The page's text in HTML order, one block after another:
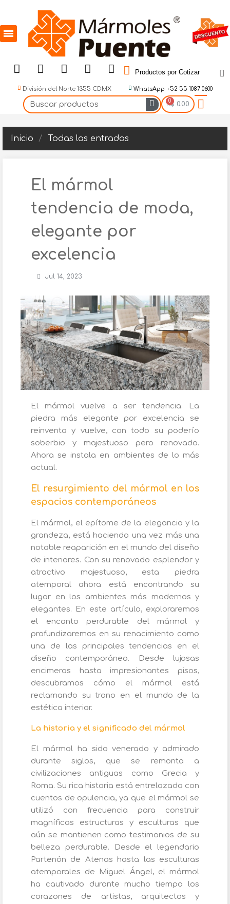
Productos por Cotizar
División del Norte 1355 CDMX WhatsApp +52 55 1087 0600
$ 0.00
Inicio Todas las entradas
El mármol
tendencia de moda,
elegante por
excelencia
Jul 14, 2023
El mármol vuelve a ser tendencia. La
piedra más elegante por excelencia se
reinventa y vuelve, con todo su poderío
soberbio y majestuoso pero renovado.
Ahora se instala en ambientes de lo más
actual.
El resurgimiento del mármol en los
espacios contemporáneos
El mármol, el epítome de la elegancia y la
grandeza, está haciendo una vez más una
notable reaparición en el mundo del diseño
de interiores. Con su renovado esplendor y
atractivo majestuoso, esta piedra
atemporal ahora está encontrando su
lugar en los ambientes más modernos y
elegantes. En este artículo, exploraremos
el encanto perdurable del mármol y
profundizaremos en su renacimiento como
una de las principales tendencias en el
diseño contemporáneo. Desde lujosas
encimeras hasta impresionantes pisos,
descubramos cómo el mármol está
reclamando su trono en el mundo de la
estética interior.
La historia y el significado del mármol
El mármol ha sido venerado y admirado
durante siglos, que se remonta a
civilizaciones antiguas como Grecia y
Roma. Su rica historia está entrelazada con
cuentos de opulencia, ya que el mármol se
utilizó con frecuencia para construir
magníficas estructuras y esculturas que
aún se mantienen como testimonios de su
belleza perdurable. Desde el legendario
Partenón de Atenas hasta las esculturas
atemporales de Miguel Ángel, el mármol
ha cautivado durante mucho tiempo los
corazones de artistas, arquitectos y